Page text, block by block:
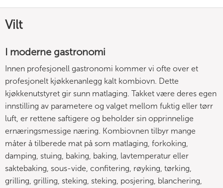
Vilt
I moderne gastronomi
Innen profesjonell gastronomi kommer vi ofte over et
profesjonelt kjøkkenanlegg kalt kombiovn. Dette
kjøkkenutstyret gir sunn matlaging. Takket være deres egen
innstilling av parametere og valget mellom fuktig eller tørr
luft, er rettene saftigere og beholder sin opprinnelige
ernæringsmessige næring. Kombiovnen tilbyr mange
måter å tilberede mat på som matlaging, forkoking,
damping, stuing, baking, baking, lavtemperatur eller
saktebaking, sous-vide, confitering, røyking, tørking,
grilling, grilling, steking, steking, posjering, blanchering,